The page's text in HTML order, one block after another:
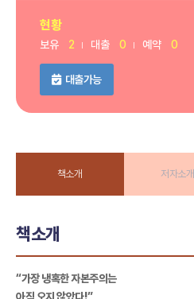
현황
보유 2 대출 0 예약 0
대출가능
책소개 저자소개
책소개
“가장 냉혹한 자본주의는
아직 오지 않았다!”